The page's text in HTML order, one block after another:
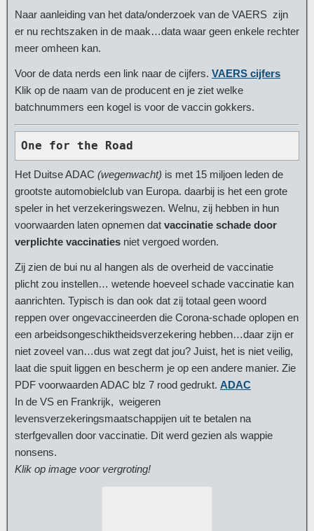
Naar aanleiding van het data/onderzoek van de VAERS zijn
er nu rechtszaken in de maak…data waar geen enkele rechter
meer omheen kan.
Voor de data nerds een link naar de cijfers. VAERS cijfers
Klik op de naam van de producent en je ziet welke
batchnummers een kogel is voor de vaccin gokkers.
One for the Road
Het Duitse ADAC (wegenwacht) is met 15 miljoen leden de
grootste automobielclub van Europa. daarbij is het een grote
speler in het verzekeringswezen. Welnu, zij hebben in hun
voorwaarden laten opnemen dat vaccinatie schade door
verplichte vaccinaties niet vergoed worden.
Zij zien de bui nu al hangen als de overheid de vaccinatie
plicht zou instellen… wetende hoeveel schade vaccinatie kan
aanrichten. Typisch is dan ook dat zij totaal geen woord
reppen over ongevaccineerden die Corona-schade oplopen en
een arbeidsongeschiktheidsverzekering hebben…daar zijn er
niet zoveel van…dus wat zegt dat jou? Juist, het is niet veilig,
laat die spuit liggen en bescherm je op een andere manier. Zie
PDF voorwaarden ADAC blz 7 rood gedrukt. ADAC
In de VS en Frankrijk, weigeren
levensverzekeringsmaatschappijen uit te betalen na
sterfgevallen door vaccinatie. Dit werd gezien als wappie
nonsens.
Klik op image voor vergroting!